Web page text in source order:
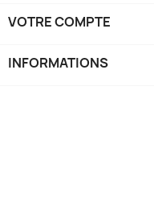
VOTRE COMPTE
INFORMATIONS